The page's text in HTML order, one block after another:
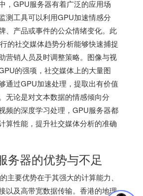
，GPU服务器有着广泛的应用场
测工具可以利用GPU加速情感分
、产品或事件的公众情绪变化。此
的社交媒体趋势分析能够快速捕捉
营销人员及时调整策略。图像与视
的强项，社交媒体上的大量图
通过GPU加速处理，提取出有价值
无论是对文本数据的情感倾向分
频的深度学习处理，GPU服务器都
算性能，提升社交媒体分析的准确
务器的优势与不足
主要优势在于其强大的计算能力、
以及高带宽数据传输。香港的地理